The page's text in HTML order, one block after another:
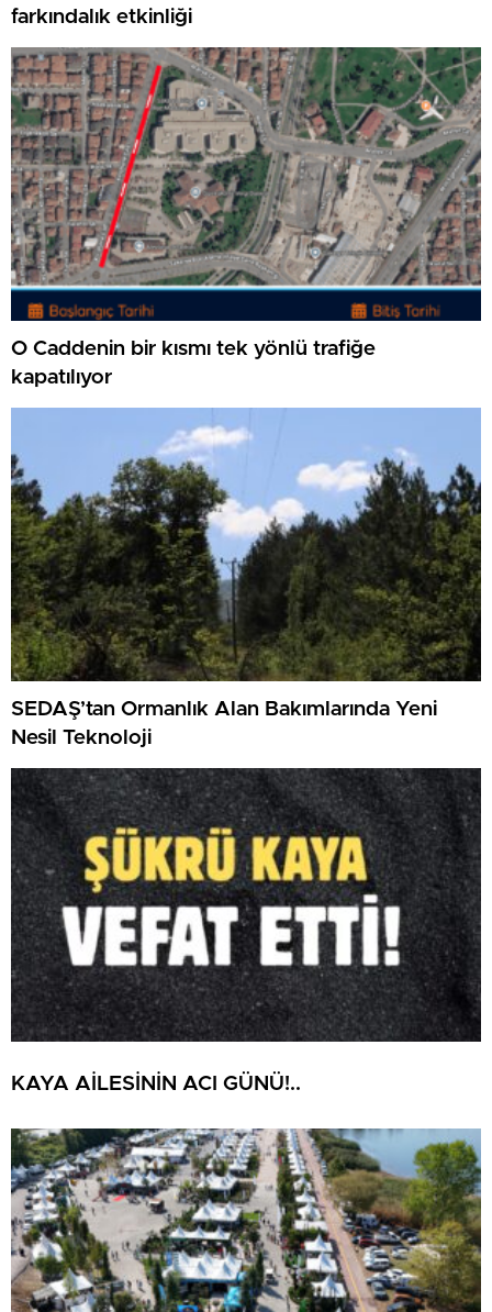
farkındalık etkinliği
O Caddenin bir kısmı tek yönlü trafiğe
kapatılıyor
SEDAŞ’tan Ormanlık Alan Bakımlarında Yeni
Nesil Teknoloji
KAYA AİLESİNİN ACI GÜNÜ!..